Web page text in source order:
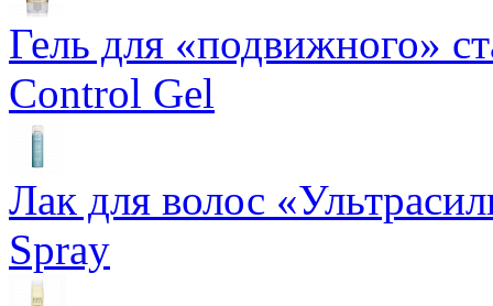
Гель для «подвижного»
Control Gel
Лак для волос
Spray